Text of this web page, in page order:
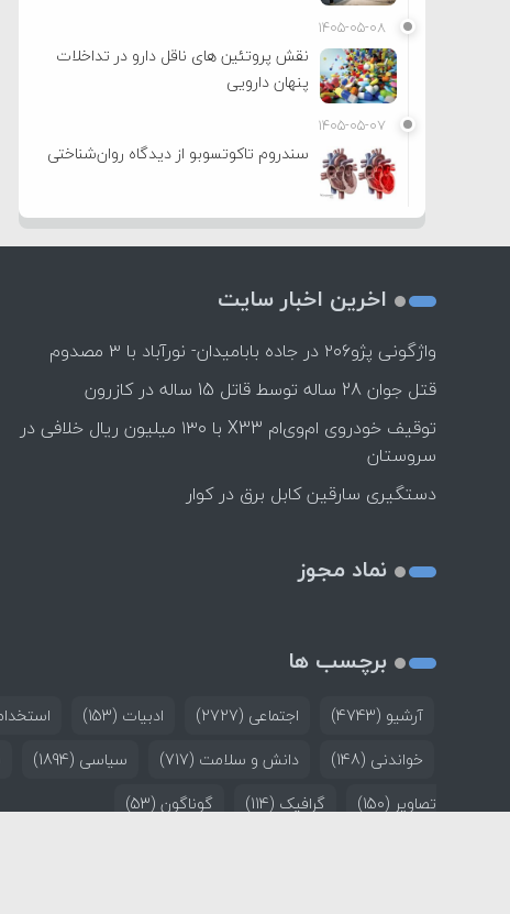
۱۴۰۵-۰۵-۰۸
نقش پروتئین های ناقل دارو در تداخلات
پنهان دارویی
۱۴۰۵-۰۵-۰۷
سندروم تاکوتسوبو از دیدگاه روان‌شناختی
اخرین اخبار سایت
واژگونی پژو۲۰۶ در جاده بابامیدان- نورآباد با ۳ مصدوم
قتل جوان 28 ساله توسط قاتل 15 ساله در کازرون
توقیف خودروی ام‌وی‌ام X33 با ۱۳۰ میلیون ریال خلافی در
سروستان
دستگیری سارقین کابل برق در کوار
نماد مجوز
برچسب ها
آرشیو (4743) اجتماعی (2727) ادبیات (153)
خواندنی (148) دانش و سلامت (717) سیاسی (1894)
تصاویر (150) گرافیک (114) گوناگون (53)